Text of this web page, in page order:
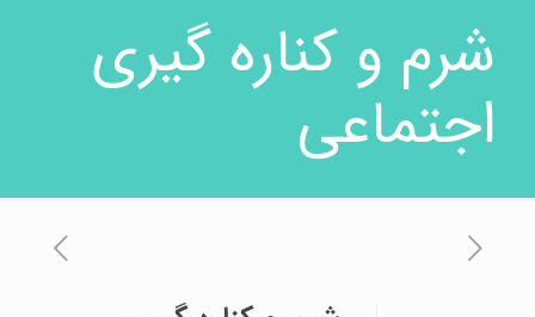
شرم و کناره گیری
اجتماعی